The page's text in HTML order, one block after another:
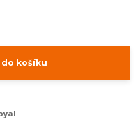
košíku